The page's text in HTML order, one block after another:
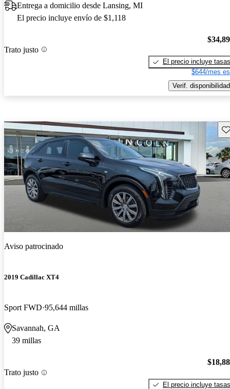
Entrega a domicilio desde Lansing, MI
El precio incluye envío de $1,118
Trato justo
El precio incluye tasas
$644/mes
Verif. disponibilidad
Aviso patrocinado
2019 Cadillac XT4
Sport FWD 95,644 millas
Savannah, GA
39 millas
Trato justo
El precio incluye tasas